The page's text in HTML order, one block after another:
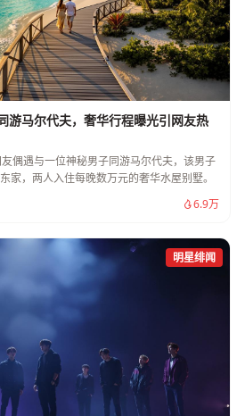
游马尔代夫，奢华行程曝光引网友热
偶遇与一位神秘男子同游马尔代夫，该男子
家，两人入住每晚数万元的奢华水屋别墅。
6.9万
明星绯闻